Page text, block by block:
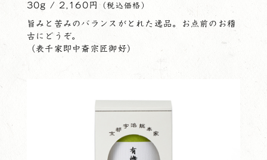
30g / 2,160円 （税込価格）
旨みと苦みのバランスがとれた逸品。お点前のお稽
古にどうぞ。
（表千家即中斎宗匠御好）